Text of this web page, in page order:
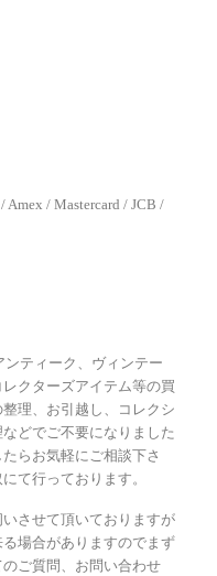
/ Mastercard / JCB /
ンティーク、ヴィンテー
クターズアイテム等の買
理、お引越し、コレクシ
どでご不要になりました
らお気軽にご相談下さ
て行っております。
させて頂いておりますが
場合がありますのでまず
ご質問、お問い合わせ